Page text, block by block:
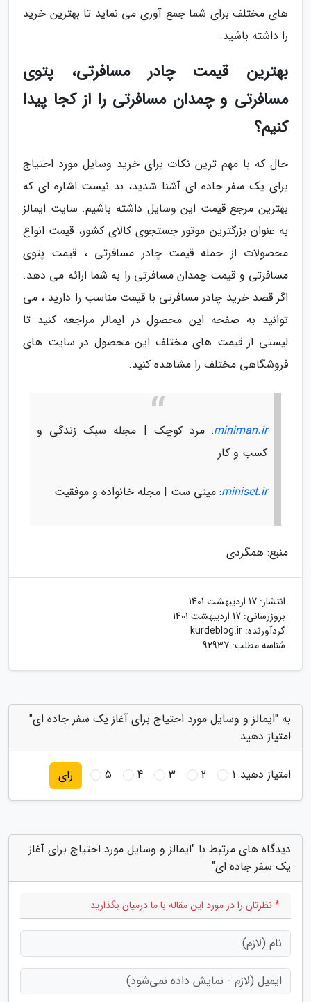
های مختلف برای شما جمع آوری می نماید تا بهترین خرید
را داشته باشید.
بهترین قیمت چادر مسافرتی، پتوی
مسافرتی و چمدان مسافرتی را از کجا پیدا
کنیم؟
حال که با مهم ترین نکات برای خرید وسایل مورد احتیاج
برای یک سفر جاده ای آشنا شدید، بد نیست اشاره ای که
بهترین مرجع قیمت این وسایل داشته باشیم. سایت ایمالز
به عنوان بزرگترین موتور جستجوی کالای کشور، قیمت انواع
محصولات از جمله قیمت چادر مسافرتی ، قیمت پتوی
مسافرتی و قیمت چمدان مسافرتی را به شما ارائه می دهد.
اگر قصد خرید چادر مسافرتی با قیمت مناسب را دارید ، می
توانید به صفحه این محصول در ایمالز مراجعه کنید تا
لیستی از قیمت های مختلف این محصول در سایت های
فروشگاهی مختلف را مشاهده کنید.
miniman.ir: مرد کوچک | مجله سبک زندگی و
کسب و کار
miniset.ir: مینی ست | مجله خانواده و موفقیت
منبع: همگردی
انتشار: 17 اردیبهشت 1401
بروزرسانی: 17 اردیبهشت 1401
گردآورنده: kurdeblog.ir
شناسه مطلب: 92937
به "ایمالز و وسایل مورد احتیاج برای آغاز یک سفر جاده ای"
امتیاز دهید
امتیاز دهید:1
2
3
4
5 رای
دیدگاه های مرتبط با "ایمالز و وسایل مورد احتیاج برای آغاز
یک سفر جاده ای"
* نظرتان را در مورد این مقاله با ما درمیان بگذارید